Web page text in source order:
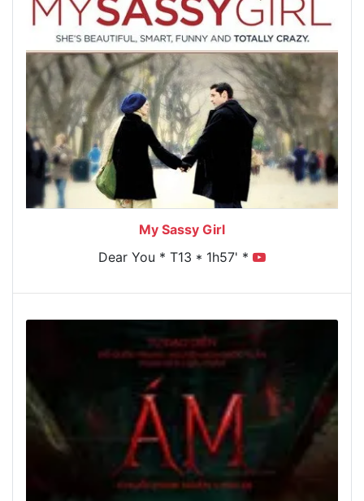
My Sassy Girl
Dear You * T13 * 1h57' *